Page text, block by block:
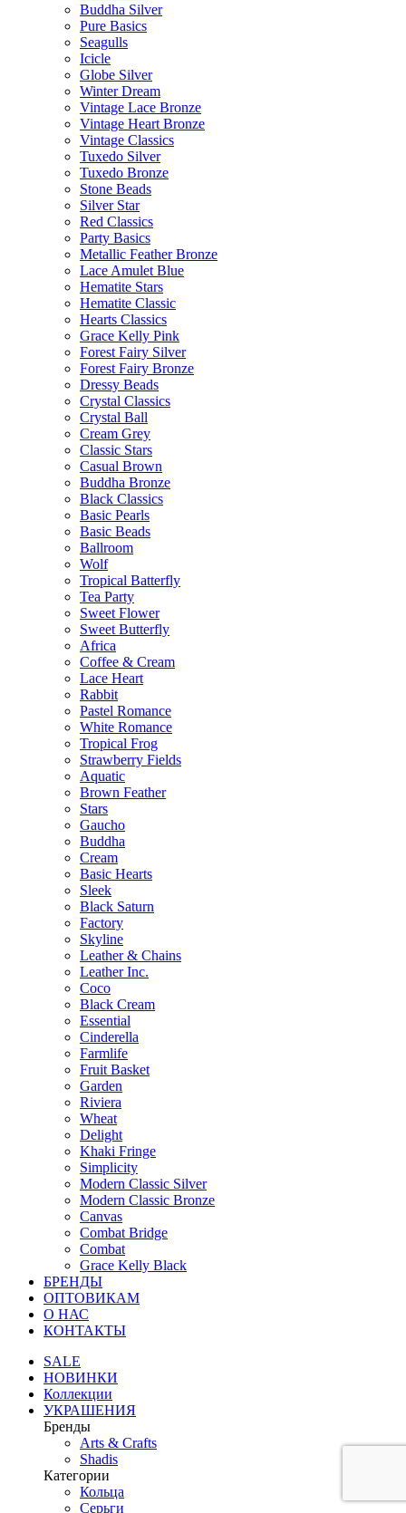
Buddha Silver
Pure Basics
Seagulls
Icicle
Globe Silver
Winter Dream
Vintage Lace Bronze
Vintage Heart Bronze
Vintage Classics
Tuxedo Silver
Tuxedo Bronze
Stone Beads
Silver Star
Red Classics
Party Basics
Metallic Feather Bronze
Lace Amulet Blue
Hematite Stars
Hematite Classic
Hearts Classics
Grace Kelly Pink
Forest Fairy Silver
Forest Fairy Bronze
Dressy Beads
Crystal Classics
Crystal Ball
Cream Grey
Classic Stars
Casual Brown
Buddha Bronze
Black Classics
Basic Pearls
Basic Beads
Ballroom
Wolf
Tropical Batterfly
Tea Party
Sweet Flower
Sweet Butterfly
Africa
Coffee & Cream
Lace Heart
Rabbit
Pastel Romance
White Romance
Tropical Frog
Strawberry Fields
Aquatic
Brown Feather
Stars
Gaucho
Buddha
Cream
Basic Hearts
Sleek
Black Saturn
Factory
Skyline
Leather & Chains
Leather Inc.
Coco
Black Cream
Essential
Cinderella
Farmlife
Fruit Basket
Garden
Riviera
Wheat
Delight
Khaki Fringe
Simplicity
Modern Classic Silver
Modern Classic Bronze
Canvas
Combat Bridge
Combat
Grace Kelly Black
БРЕНДЫ
ОПТОВИКАМ
О НАС
КОНТАКТЫ
SALE
НОВИНКИ
Коллекции
УКРАШЕНИЯ
Бренды
Аrts & Сrafts
Shadis
Категории
Кольца
Серьги